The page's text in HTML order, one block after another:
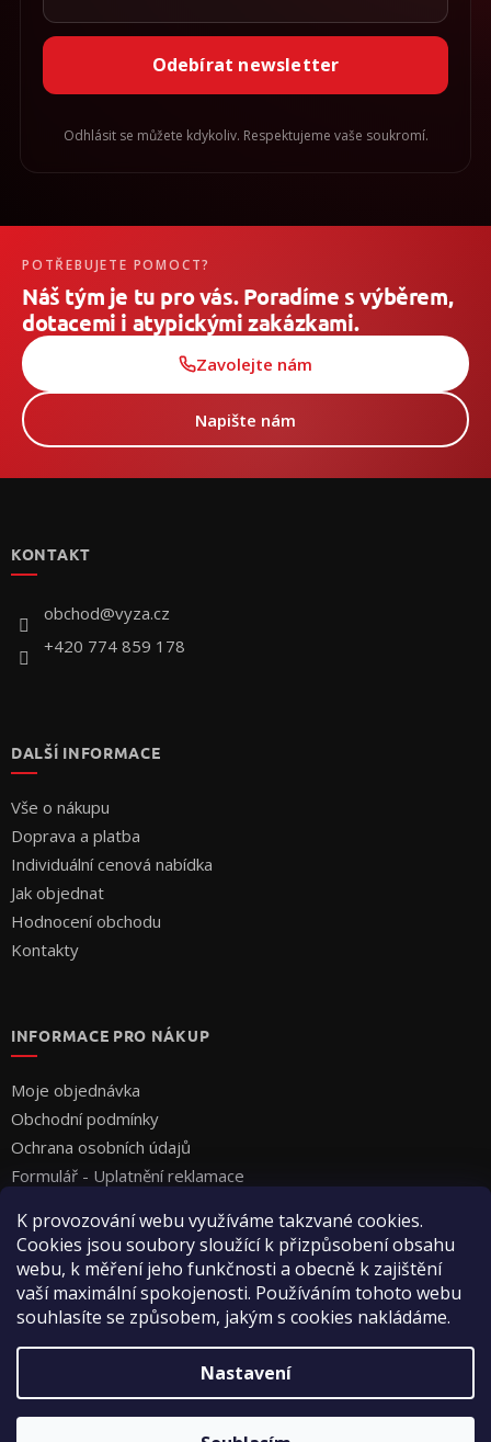
K provozování webu využíváme takzvané cookies.
Cookies jsou soubory sloužící k přizpůsobení obsahu
webu, k měření jeho funkčnosti a obecně k zajištění
vaší maximální spokojenosti. Používáním tohoto webu
souhlasíte se způsobem, jakým s cookies nakládáme.
Nastavení
Odebírat newsletter
Odhlásit se můžete kdykoliv. Respektujeme vaše soukromí.
POTŘEBUJETE POMOCT?
Náš tým je tu pro vás. Poradíme s výběrem,
dotacemi i atypickými zakázkami.
Zavolejte nám
Napište nám
KONTAKT
obchod@vyza.cz
+420 774 859 178
DALŠÍ INFORMACE
Vše o nákupu
Doprava a platba
Individuální cenová nabídka
Jak objednat
Hodnocení obchodu
Kontakty
INFORMACE PRO NÁKUP
Moje objednávka
Obchodní podmínky
Ochrana osobních údajů
Formulář - Uplatnění reklamace
Vytvořil Shoptet
Copyright 2026Vyza Professional s.r.o.. Všechna práva